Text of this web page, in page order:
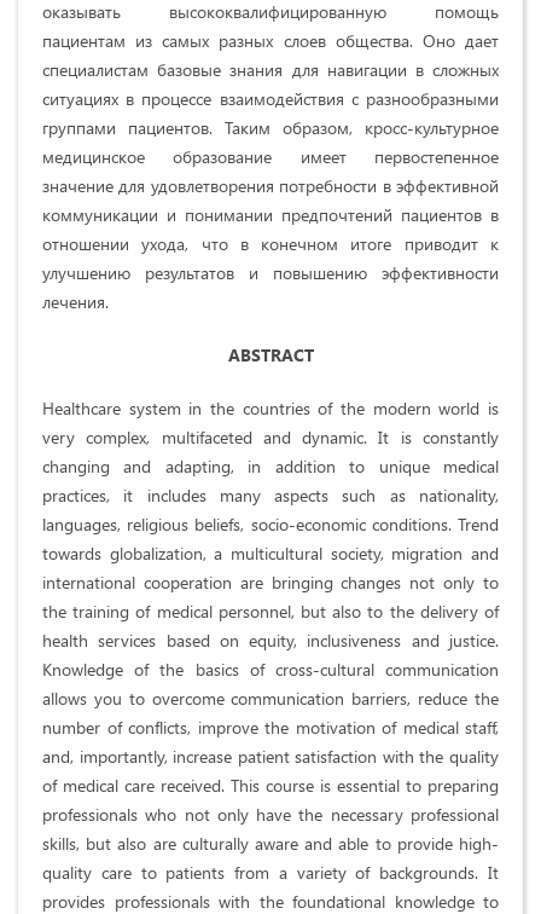
оказывать высококвалифицированную помощь
пациентам из самых разных слоев общества. Оно дает
специалистам базовые знания для навигации в сложных
ситуациях в процессе взаимодействия с разнообразными
группами пациентов. Таким образом, кросс-культурное
медицинское образование имеет первостепенное
значение для удовлетворения потребности в эффективной
коммуникации и понимании предпочтений пациентов в
отношении ухода, что в конечном итоге приводит к
улучшению результатов и повышению эффективности
лечения.
ABSTRACT
Healthcare system in the countries of the modern world is
very complex, multifaceted and dynamic. It is constantly
changing and adapting, in addition to unique medical
practices, it includes many aspects such as nationality,
languages, religious beliefs, socio-economic conditions. Trend
towards globalization, a multicultural society, migration and
international cooperation are bringing changes not only to
the training of medical personnel, but also to the delivery of
health services based on equity, inclusiveness and justice.
Knowledge of the basics of cross-cultural communication
allows you to overcome communication barriers, reduce the
number of conflicts, improve the motivation of medical staff,
and, importantly, increase patient satisfaction with the quality
of medical care received. This course is essential to preparing
professionals who not only have the necessary professional
skills, but also are culturally aware and able to provide high-
quality care to patients from a variety of backgrounds. It
provides professionals with the foundational knowledge to